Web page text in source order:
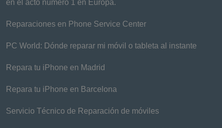
en el acto número 1 en Europa.
Reparaciones en Phone Service Center
PC World: Dónde reparar mi móvil o tableta al instante
Repara tu iPhone en Madrid
Repara tu iPhone en Barcelona
Servicio Técnico de Reparación de móviles